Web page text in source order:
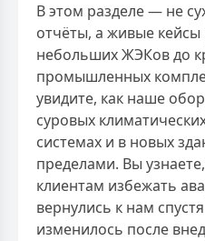
В этом разделе — не
отчёты, а живые
небольших ЖЭКов до
промышленных
увидите, как наше
суровых
системах и в новых
пределами. Вы
клиентам избежать
вернулись к нам
изменилось после